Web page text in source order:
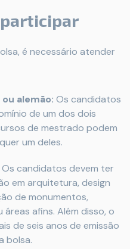
é necessário atender
alemão: Os candidatos
de um dos dois
de mestrado podem
um deles.
Os candidatos devem ter
em arquitetura, design
de monumentos,
afins. Além disso, o
de seis anos de emissão
bolsa.